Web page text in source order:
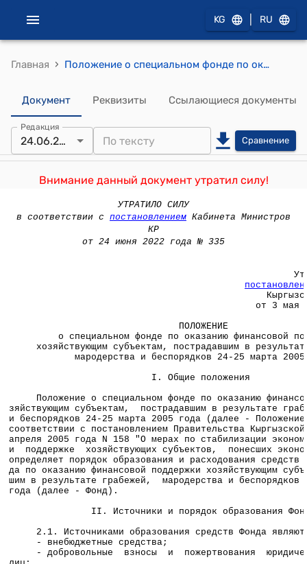
KG RU
Главная › Положение о специальном фонде по оказанию финансовой поддержки хозяйствующим субъектам, пострадавшим в результате грабежей, мародерства и беспорядков 24-25 марта 2005 года ( Утверждено постановлением Правительства Кыргызской Республики от 3 мая 2005 года N 174)
Документ Реквизиты Ссылающиеся документы
Редакция
24.06.2022 Сравнение
Внимание данный документ утратил силу!